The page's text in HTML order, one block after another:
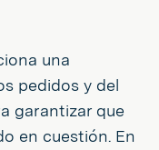
una
pedidos y del
garantizar que
en cuestión. En